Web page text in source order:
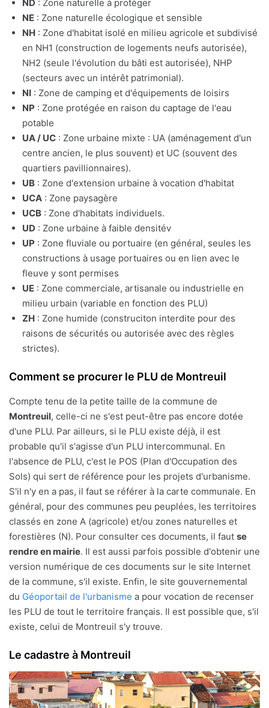
ND : Zone naturelle à protéger
NE : Zone naturelle écologique et sensible
NH : Zone d'habitat isolé en milieu agricole et subdivisé
en NH1 (construction de logements neufs autorisée),
NH2 (seule l'évolution du bâti est autorisée), NHP
(secteurs avec un intérêt patrimonial).
NI : Zone de camping et d'équipements de loisirs
NP : Zone protégée en raison du captage de l'eau
potable
UA / UC : Zone urbaine mixte : UA (aménagement d'un
centre ancien, le plus souvent) et UC (souvent des
quartiers pavillionnaires).
UB : Zone d'extension urbaine à vocation d'habitat
UCA : Zone paysagère
UCB : Zone d'habitats individuels.
UD : Zone urbaine à faible densitév
UP : Zone fluviale ou portuaire (en général, seules les
constructions à usage portuaires ou en lien avec le
fleuve y sont permises
UE : Zone commerciale, artisanale ou industrielle en
milieu urbain (variable en fonction des PLU)
ZH : Zone humide (construciton interdite pour des
raisons de sécurités ou autorisée avec des règles
strictes).
Comment se procurer le PLU de Montreuil
Compte tenu de la petite taille de la commune de
Montreuil, celle-ci ne s'est peut-être pas encore dotée
d'une PLU. Par ailleurs, si le PLU existe déjà, il est
probable qu'il s'agisse d'un PLU intercommunal. En
l'absence de PLU, c'est le POS (Plan d'Occupation des
Sols) qui sert de référence pour les projets d'urbanisme.
S'il n'y en a pas, il faut se référer à la carte communale. En
général, pour des communes peu peuplées, les territoires
classés en zone A (agricole) et/ou zones naturelles et
forestières (N). Pour consulter ces documents, il faut se
rendre en mairie. Il est aussi parfois possible d'obtenir une
version numérique de ces documents sur le site Internet
de la commune, s'il existe. Enfin, le site gouvernemental
du Géoportail de l'urbanisme a pour vocation de recenser
les PLU de tout le territoire français. Il est possible que, s'il
existe, celui de Montreuil s'y trouve.
Le cadastre à Montreuil